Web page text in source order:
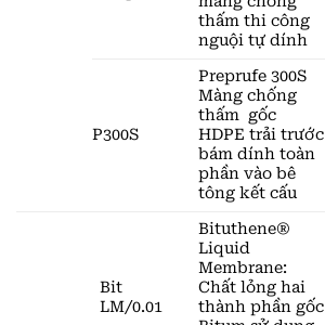
thấm thi công
nguội tự dính
P300S
Preprufe 300S
Màng chống
thấm gốc
HDPE trải trước
bám dính toàn
phần vào bê
tông kết cấu
Bit
LM/0.01
Bituthene®
Liquid
Membrane:
Chất lỏng hai
thành phần gốc